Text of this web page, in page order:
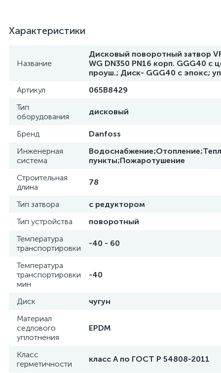
Характеристики
Название
Дисковый поворотный затвор
WG DN350 PN16 корп. GGG40 с
проуш.; Диск- GGG40 с эпокс;
Артикул
065B8429
Тип
оборудования
дисковый
Бренд
Danfoss
Инженерная
система
пункты;Пожаротушение
Строительная
длина
78
Тип затвора
с редуктором
Тип устройства
поворотный
Температура
транспортировки
-40 - 60
Температура
транспортировки
мин
-40
Диск
чугун
Материал
седлового
уплотнения
EPDM
Класс
герметичности
класс А по ГОСТ Р 54808-2011